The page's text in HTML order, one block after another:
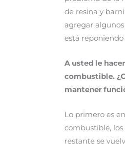
de resina y
agregar
está
A usted le
combustible.
mantener
Lo primero es
combustible,
restante se